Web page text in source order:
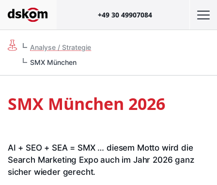
+49 30 49907084
Analyse / Strategie
SMX München
SMX München 2026
AI + SEO + SEA = SMX … diesem Motto wird die
Search Marketing Expo auch im Jahr 2026 ganz
sicher wieder gerecht.